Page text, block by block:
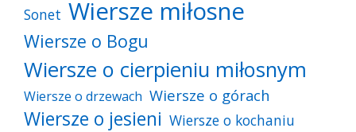
Sonet Wiersze miłosne
Wiersze o Bogu
Wiersze o cierpieniu miłosnym
Wiersze o drzewach Wiersze o górach
Wiersze o jesieni Wiersze o kochaniu